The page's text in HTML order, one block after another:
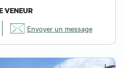
VENEUR
Envoyer un message